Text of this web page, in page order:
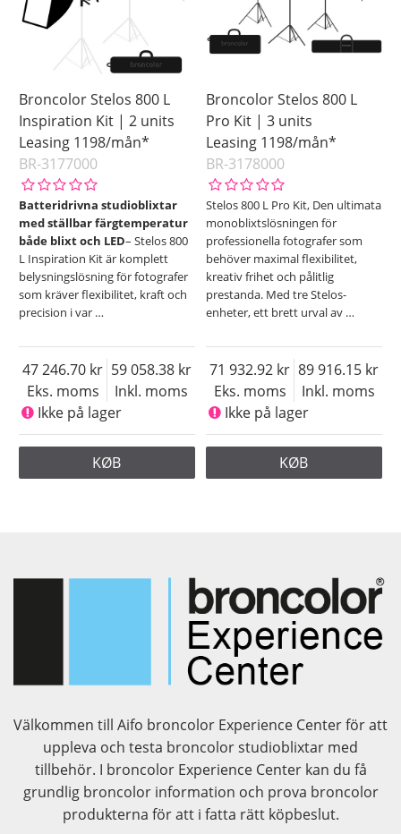
Broncolor Stelos 800 L
Inspiration Kit | 2 units
Leasing 1198/mån*
BR-3177000
Batteridrivna studioblixtar
med ställbar färgtemperatur
både blixt och LED– Stelos 800
L Inspiration Kit är komplett
belysningslösning för fotografer
som kräver flexibilitet, kraft och
precision i var …
Eks. moms
47 246.70
Inkl. moms
59 058.38
Ikke på lager
KØB
Broncolor Stelos 800 L
Pro Kit | 3 units
Leasing 1198/mån*
BR-3178000
Stelos 800 L Pro Kit, Den ultimata
monoblixtslösningen för
professionella fotografer som
behöver maximal flexibilitet,
kreativ frihet och pålitlig
prestanda. Med tre Stelos-
enheter, ett brett urval av …
Eks. moms
71 932.92
Inkl. moms
89 916.15
Ikke på lager
KØB
Välkommen till Aifo broncolor Experience Center för att
uppleva och testa broncolor studioblixtar med
tillbehör. I broncolor Experience Center kan du få
grundlig broncolor information och prova broncolor
produkterna för att i fatta rätt köpbeslut.